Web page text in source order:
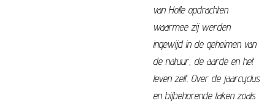
van Holleopdrachten
waarmee zij werden
ingewijd in de geheimen van
de natuur, de aarde en het
leven zelf. Over de jaarcyclus
en bijbehorende taken zoals